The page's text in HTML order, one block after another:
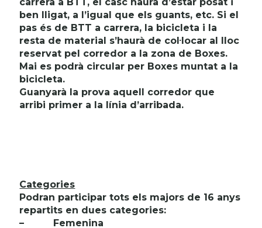
ben lligat, a l’igual que els guants, etc. Si el
pas és de BTT a carrera, la bicicleta i la
resta de material s’haurà de col·locar al lloc
reservat pel corredor a la zona de Boxes.
Mai es podrà circular per Boxes muntat a la
bicicleta.
Guanyarà la prova aquell corredor que
arribi primer a la línia d’arribada.
Categories
Podran participar tots els majors de 16 anys
repartits en dues categories:
–
Femenina